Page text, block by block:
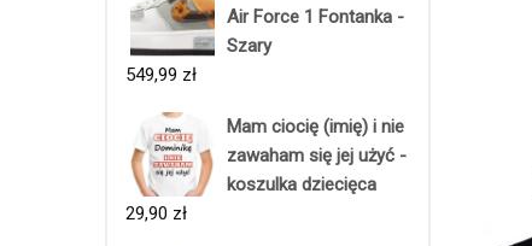
Air Force 1 Fontanka -
Szary
549,99 zł
Mam ciocię (imię) i nie
zawaham się jej użyć -
koszulka dziecięca
29,90 zł